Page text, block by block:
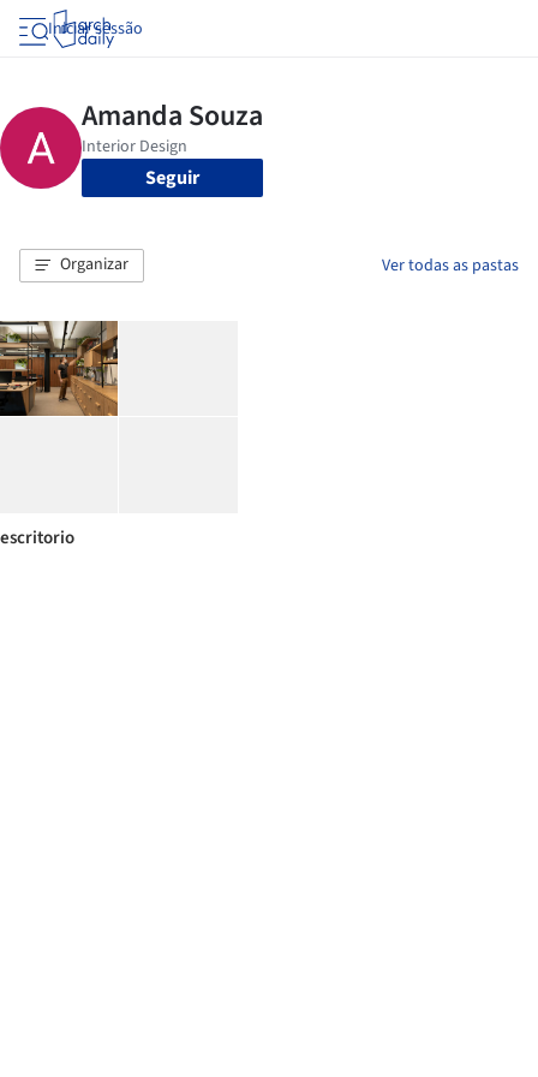
Iniciar sessão
Seguir
Organizar Ver todas as pastas
escritorio